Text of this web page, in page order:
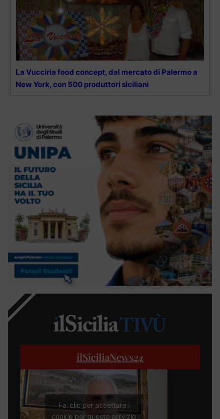
La Vucciria food concept, dal mercato di Palermo a
New York, con 500 produttori siciliani
ilSiciliaNews24
Fai clic per accettare i
cookie per questo servizio